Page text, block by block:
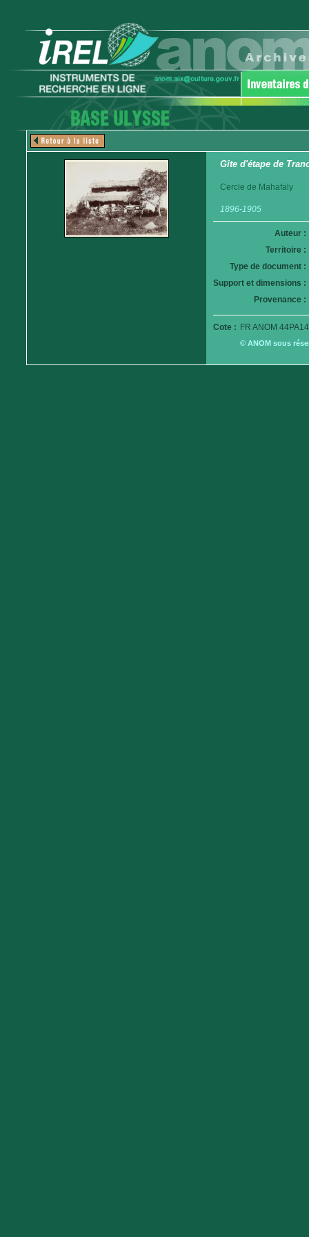
Gîte d'étape de
Cercle de Mahafaly
1896-1905
Auteur :
Territoire :
Type de document :
Support et dimensions :
Provenance :
Cote : FR ANOM
© ANOM sous